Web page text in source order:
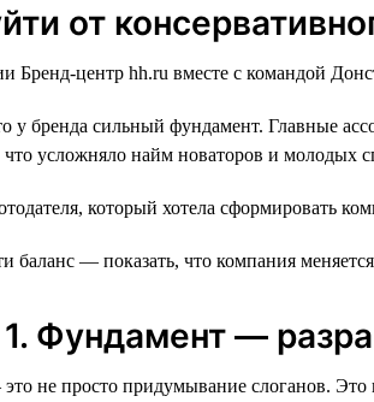
от
Бренд-центр hh.ru вместе с командой
у бренда сильный фундамент. Главные
что усложняло найм новаторов и молодых
который хотела сформировать
баланс — показать, что компания
Фундамент —
не просто придумывание слоганов. Это